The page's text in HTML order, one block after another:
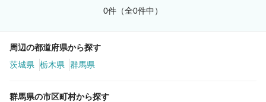
美容師スタイリスト
カラーリスト
ヘアメイク・美容部員
0件（全0件中）
周辺の都道府県から探す
茨城県
栃木県 群馬県
群馬県の市区町村から探す